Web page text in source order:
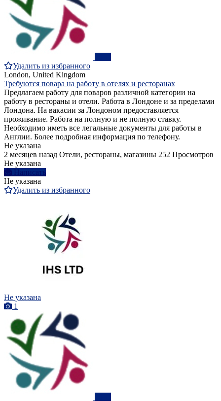
Удалить из избранного
London, United Kingdom
Требуются повара на работу в отелях и ресторанах
Предлагаем работу для поваров различной категории на
работу в рестораны и отели. Работа в Лондоне и за пределами
Лондона. На вакасии за Лондоном предоставляется
проживание. Работа на полную и не полную ставку.
Необходимо иметь все легальные документы для работы в
Англии. Более подробная информация по телефону.
Не указана
2 месяцев назад Отели, рестораны, магазины 252 Просмотров
Не указана
Написать
Не указана
Удалить из избранного
Не указана
1